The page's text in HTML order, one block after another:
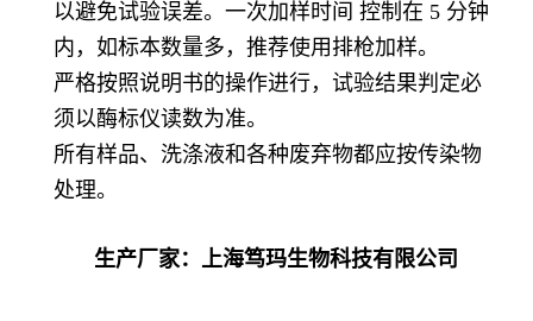
以避免试验误差。一次加样时间 控制在 5 分钟
内，如标本数量多，推荐使用排枪加样。
严格按照说明书的操作进行，试验结果判定必
须以酶标仪读数为准。
所有样品、洗涤液和各种废弃物都应按传染物
处理。
生产厂家：上海笃玛生物科技有限公司